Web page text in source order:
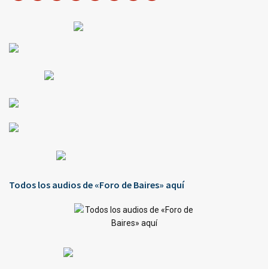
Todos los audios de «Foro de Baires» aquí